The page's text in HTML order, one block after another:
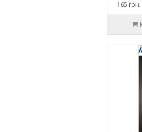
165 грн.